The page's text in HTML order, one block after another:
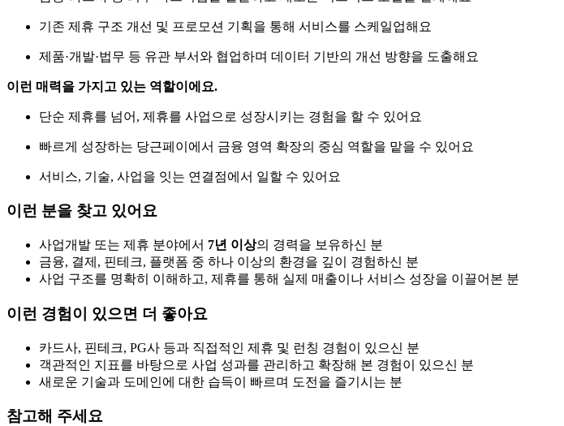
기존 제휴 구조 개선 및 프로모션 기획을 통해 서비스를 스케일업해요
제품·개발·법무 등 유관 부서와 협업하며 데이터 기반의 개선 방향을 도출해요
이런 매력을 가지고 있는 역할이에요.
단순 제휴를 넘어, 제휴를 사업으로 성장시키는 경험을 할 수 있어요
빠르게 성장하는 당근페이에서 금융 영역 확장의 중심 역할을 맡을 수 있어요
서비스, 기술, 사업을 잇는 연결점에서 일할 수 있어요
이런 분을 찾고 있어요
사업개발 또는 제휴 분야에서 7년 이상의 경력을 보유하신 분
금융, 결제, 핀테크, 플랫폼 중 하나 이상의 환경을 깊이 경험하신 분
사업 구조를 명확히 이해하고, 제휴를 통해 실제 매출이나 서비스 성장을 이끌어본 분
이런 경험이 있으면 더 좋아요
카드사, 핀테크, PG사 등과 직접적인 제휴 및 런칭 경험이 있으신 분
객관적인 지표를 바탕으로 사업 성과를 관리하고 확장해 본 경험이 있으신 분
새로운 기술과 도메인에 대한 습득이 빠르며 도전을 즐기시는 분
참고해 주세요